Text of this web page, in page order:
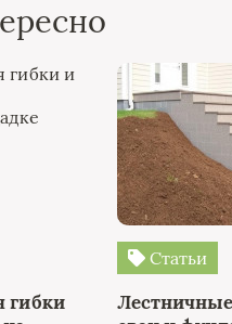
гибки
Статьи